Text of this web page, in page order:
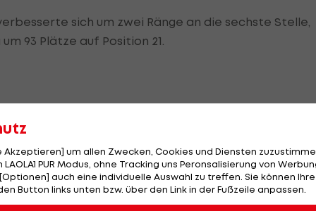
sich um zwei Ränge an die sechste Stelle,
93 Plätze auf Position 21.
in den Top 100. Die Nummer eins, Sebastian
fünf Plätze auf 153 und Lukas Neumayer nach
Stelle.
Akzeptieren] um allen Zwecken, Cookies und Diensten
PUR Modus, ohne Tracking uns Peronsalisierung von
auch eine individuelle Auswahl zu treffen. Sie können
Button links unten bzw. über den Link in der Fußzeile anpassen.